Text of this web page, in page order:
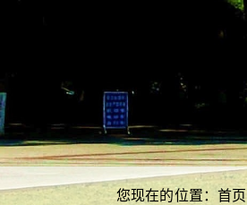
您现在的位置：首页